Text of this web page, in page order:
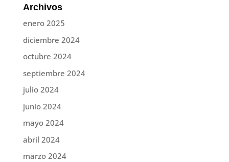
Archivos
enero 2025
diciembre 2024
octubre 2024
septiembre 2024
julio 2024
junio 2024
mayo 2024
abril 2024
marzo 2024